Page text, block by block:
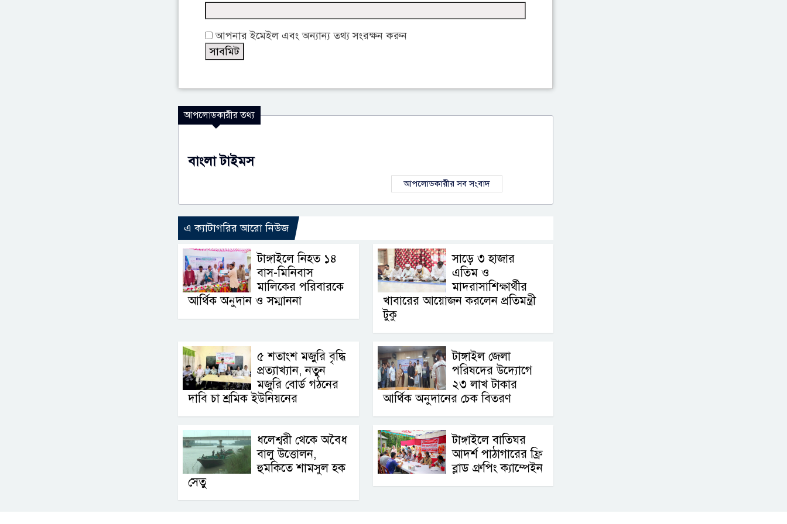
আপনার ইমেইল এবং অন্যান্য তথ্য সংরক্ষন করুন
আপলোডকারীর তথ্য
বাংলা টাইমস
আপলোডকারীর সব সংবাদ
এ ক্যাটাগরির আরো নিউজ
টাঙ্গাইলে নিহত ১৪
বাস-মিনিবাস
মালিকের পরিবারকে
আর্থিক অনুদান ও সম্মাননা
সাড়ে ৩ হাজার
এতিম ও
মাদরাসাশিক্ষার্থীর
খাবারের আয়োজন করলেন প্রতিমন্ত্রী
টুকু
৫ শতাংশ মজুরি বৃদ্ধি
প্রত্যাখ্যান, নতুন
মজুরি বোর্ড গঠনের
দাবি চা শ্রমিক ইউনিয়নের
টাঙ্গাইল জেলা
পরিষদের উদ্যোগে
২৩ লাখ টাকার
আর্থিক অনুদানের চেক বিতরণ
ধলেশ্বরী থেকে অবৈধ
বালু উত্তোলন,
হুমকিতে শামসুল হক
সেতু
টাঙ্গাইলে বাতিঘর
আদর্শ পাঠাগারের ফ্রি
ব্লাড গ্রুপিং ক্যাম্পেইন